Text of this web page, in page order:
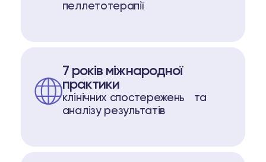
пеллетотерапії
7 років міжнародної
практики
клінічних спостережень та
аналізу результатів